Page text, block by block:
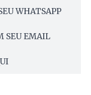
WHATSAPP
SEU EMAIL